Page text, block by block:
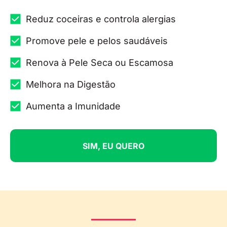
Reduz coceiras e controla alergias
Promove pele e pelos saudáveis
Renova à Pele Seca ou Escamosa
Melhora na Digestão
Aumenta a Imunidade
SIM, EU QUERO